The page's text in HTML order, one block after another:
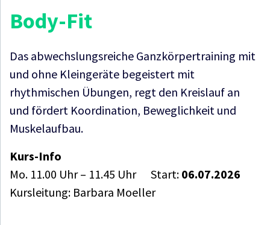
Body-Fit
Das abwechslungsreiche Ganzkörpertraining mit
und ohne Kleingeräte begeistert mit
rhythmischen Übungen, regt den Kreislauf an
und fördert Koordination, Beweglichkeit und
Muskelaufbau.
Kurs-Info
Mo. 11.00 Uhr – 11.45 Uhr Start: 06.07.2026
Kursleitung: Barbara Moeller